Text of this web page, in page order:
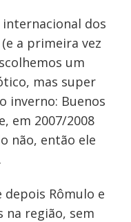
dos
a primeira vez
um
mas super
inverno: Buenos
em 2007/2008
não, então ele
depois Rômulo e
na região, sem